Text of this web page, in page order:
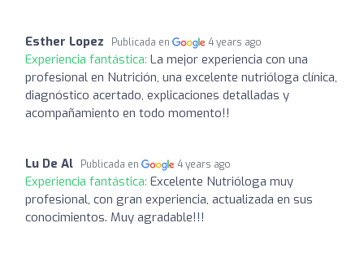
Esther Lopez Publicada en 4 years ago
Experiencia fantástica: La mejor experiencia con una
profesional en Nutrición, una excelente nutrióloga clínica,
diagnóstico acertado, explicaciones detalladas y
acompañamiento en todo momento!!
Lu De Al Publicada en 4 years ago
Experiencia fantástica: Excelente Nutrióloga muy
profesional, con gran experiencia, actualizada en sus
conocimientos. Muy agradable!!!